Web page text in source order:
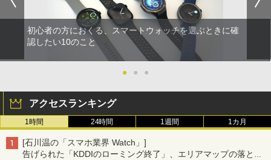
初心者の方におくる、スマートウォッチを選ぶときに確
認したい10のこと
● ● ●
アクセスランキング
1時間 24時間 1週間 1カ月
[石川温の「スマホ業界 Watch」]
告げられた「KDDIのローミング終了」、エリアマップの落とし